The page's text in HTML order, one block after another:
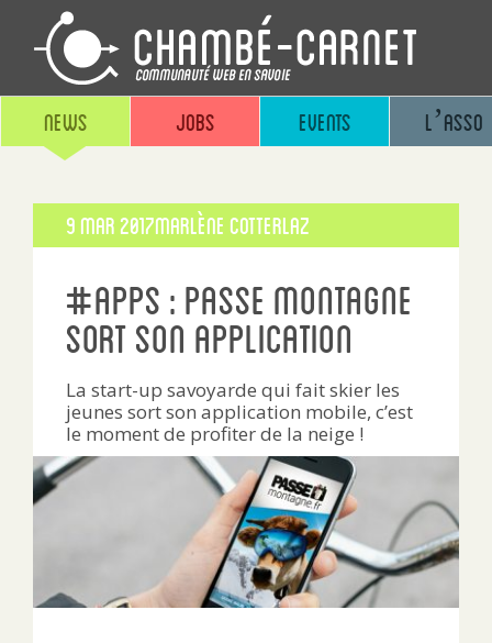
News Jobs Events L’asso
Publié
9 Mar 2017Marlène Cotterlaz
#apps : Passe Montagne
sort son application
La start-up savoyarde qui fait skier les
jeunes sort son application mobile, c’est
le moment de profiter de la neige !